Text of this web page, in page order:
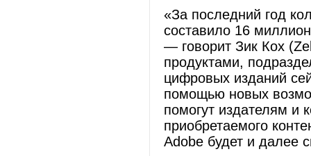
«За последний год
составило 16
— говорит Зик Кох
продуктами,
цифровых изданий
помощью новых
помогут издателям и
приобретаемого
Adobe будет и далее